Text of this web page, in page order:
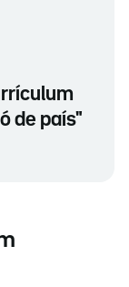
de país"